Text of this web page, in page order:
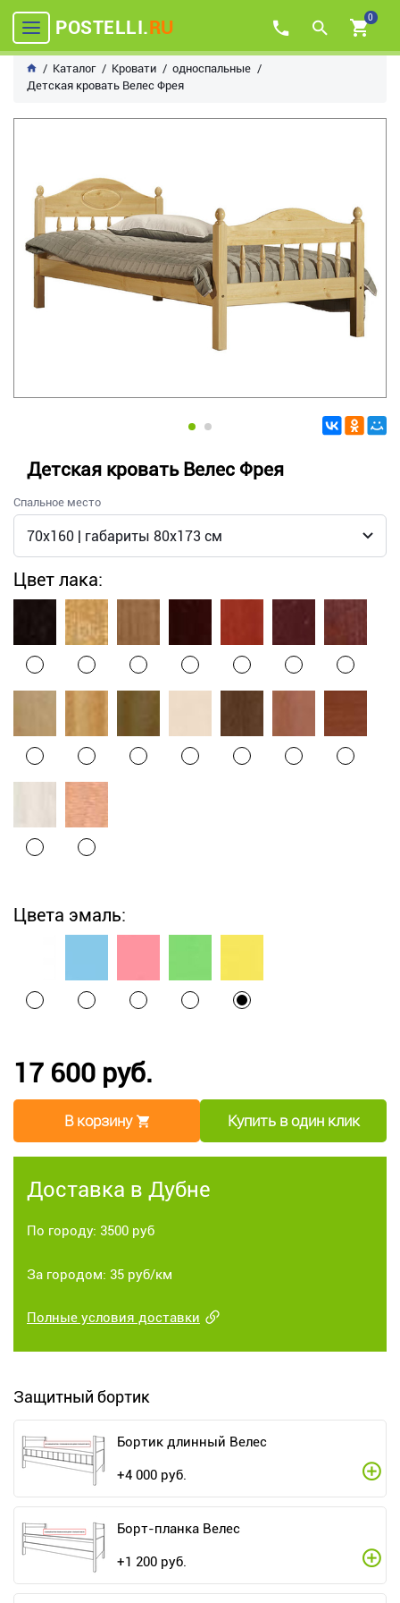
POSTELLI.RU 0
Каталог Кровати
односпальные
Детская кровать Велес Фрея
Детская кровать Велес Фрея
Спальное место
Цвет лака:
Цвета эмаль:
17 600 руб.
В корзину Купить в один клик
Доставка в Дубне
По городу: 3500 руб
За городом: 35 руб/км
Полные условия доставки
Защитный бортик
Бортик длинный Велес
+4 000 руб.
Борт-планка Велес
+1 200 руб.